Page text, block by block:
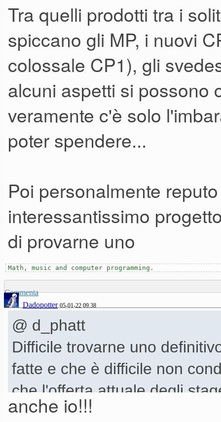
Tra quelli prodotti tra i
spiccano gli MP, i nuovi
colossale CP1), gli
alcuni aspetti si possono
veramente c'è solo
poter spendere...
Poi personalmente
interessantissimo
di provarne uno
Math, music and computer programming.
Commenta
Dadopotter 05-01-22 09.38
@ d_phatt
Difficile trovarne uno
fatte e che è difficile non
che l'offerta attuale degli
di tutto (problemi produttivi
anche io!!!